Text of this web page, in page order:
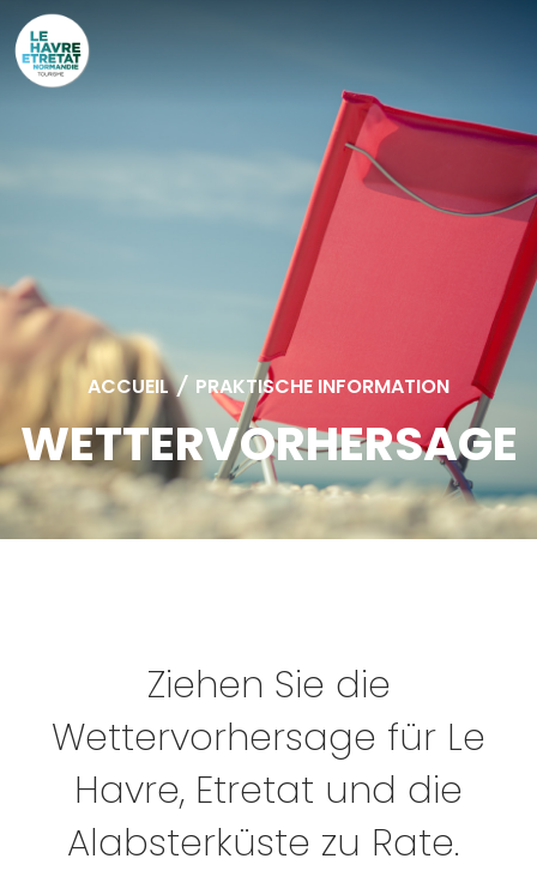
ACCUEIL / PRAKTISCHE INFORMATION
WETTERVORHERSAGE
Ziehen Sie die
Wettervorhersage für Le
Havre, Etretat und die
Alabsterküste zu Rate.
Cookies management panel